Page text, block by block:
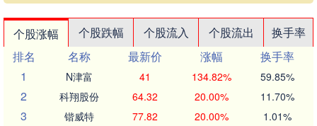
个股涨幅 个股跌幅 个股流入 个股流出
换手率
排名
名称 最新价 涨幅
换手率
1
N津富 41 134.82% 59.85%
2 科翔股份 64.32 20.00% 11.70%
3 锴威特 77.82 20.00% 1.01%